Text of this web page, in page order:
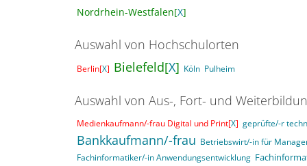
Nordrhein-Westfalen[X]
Auswahl von Hochschulorten
Berlin[X] Bielefeld[X] Köln Pulheim
Auswahl von Aus-, Fort- und
Medienkaufmann/-frau Digital und Print[X] geprüfte/-r
Bankkaufmann/-frau Betriebswirt/-in für
Fachinformatiker/-in Anwendungsentwicklung